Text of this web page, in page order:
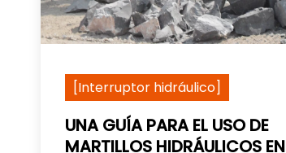
[Interruptor hidráulico]
UNA GUÍA PARA EL USO DE
MARTILLOS HIDRÁULICOS EN